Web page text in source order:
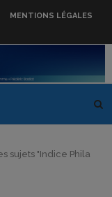
MENTIONS LÉGALES
sujets "Indice Phila